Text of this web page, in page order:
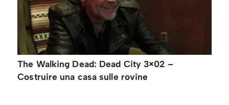
The Walking Dead: Dead City 3×02 –
Costruire una casa sulle rovine